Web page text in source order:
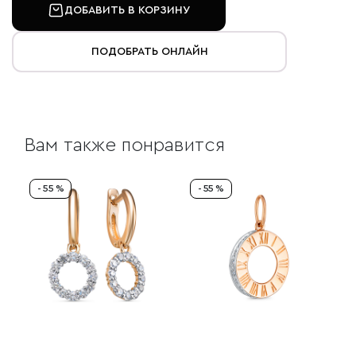
ДОБАВИТЬ В КОРЗИНУ
ПОДОБРАТЬ ОНЛАЙН
Вам также понравится
- 55 % - 55 %